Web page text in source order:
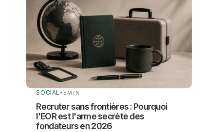
SOCIAL • 5MIN
Recruter sans frontières : Pourquoi
l'EOR est l'arme secrète des
fondateurs en 2026